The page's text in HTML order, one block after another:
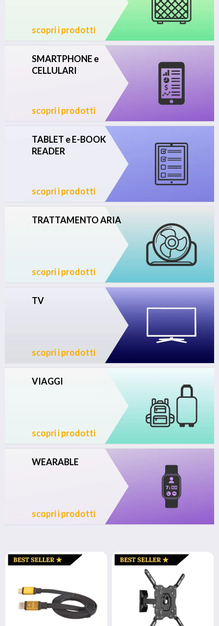
scopri i prodotti
SMARTPHONE e
CELLULARI
scopri i prodotti
TABLET e E-BOOK
READER
scopri i prodotti
TRATTAMENTO ARIA
scopri i prodotti
TV
scopri i prodotti
VIAGGI
scopri i prodotti
WEARABLE
scopri i prodotti